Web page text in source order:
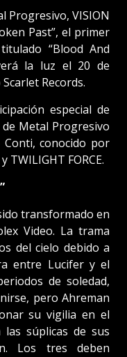
Progresivo, VISION
Past”, el primer
“Blood And
la luz el 20 de
Records.
especial de
de Metal Progresivo
Conti, conocido por
TWILIGHT FORCE.
transformado en
Video. La trama
del cielo debido a
entre Lucifer y el
de soledad,
pero Ahreman
su vigilia en el
súplicas de sus
Los tres deben